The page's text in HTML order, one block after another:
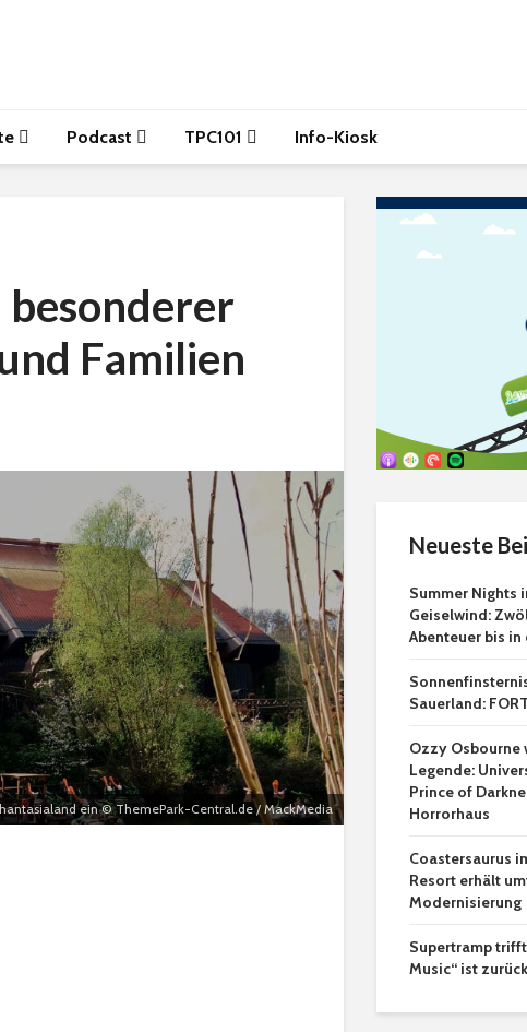
Podcast TPC101 Info-Kiosk
besonderer
Familien
ein © ThemePark-Central.de / MackMedia
Neueste
Summer Nights
Geiselwind:
Abenteuer bis in
Sauerland:
Ozzy Osbourne
Legende:
Prince of
Horrorhaus
Coastersaurus
Resort erhält
Modernisierung
Supertramp trifft
Music“ ist